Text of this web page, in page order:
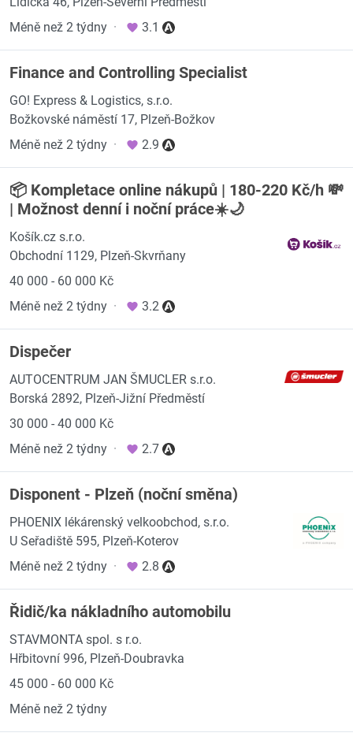
Méně než 2 týdny · 3.1
Finance and Controlling Specialist
GO! Express & Logistics, s.r.o.
Božkovské náměstí 17, Plzeň-Božkov
Méně než 2 týdny · 2.9
📦 Kompletace online nákupů | 180-220 Kč/h 💸
| Možnost denní i noční práce☀️🌙
Košík.cz s.r.o.
Obchodní 1129, Plzeň-Skvrňany
40 000 - 60 000 Kč
Méně než 2 týdny · 3.2
Dispečer
AUTOCENTRUM JAN ŠMUCLER s.r.o.
Borská 2892, Plzeň-Jižní Předměstí
30 000 - 40 000 Kč
Méně než 2 týdny · 2.7
Disponent - Plzeň (noční směna)
PHOENIX lékárenský velkoobchod, s.r.o.
U Seřadiště 595, Plzeň-Koterov
Méně než 2 týdny · 2.8
Řidič/ka nákladního automobilu
STAVMONTA spol. s r.o.
Hřbitovní 996, Plzeň-Doubravka
45 000 - 60 000 Kč
Méně než 2 týdny